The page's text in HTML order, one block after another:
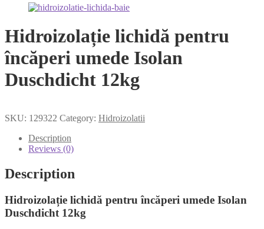
Hidroizolație lichidă pentru
încăperi umede Isolan
Duschdicht 12kg
SKU: 129322 Category: Hidroizolatii
Description
Reviews (0)
Description
Hidroizolație lichidă pentru încăperi umede Isolan
Duschdicht 12kg